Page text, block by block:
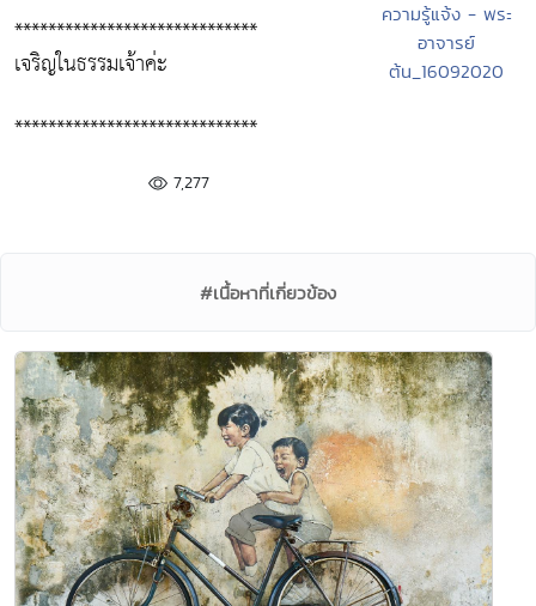
*****************************
เจริญในธรรมเจ้าค่ะ
*****************************
7,277
ความรู้แจ้ง - พระ
อาจารย์
ต้น_16092020
#เนื้อหาที่เกี่ยวข้อง